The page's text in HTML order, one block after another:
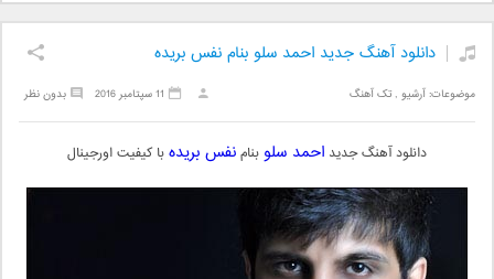
دانلود آهنگ جدید احمد سلو بنام نفس بریده
موضوعات:آرشیو ,تک آهنگ بدون نظر 11 سپتامبر 2016
دانلود آهنگ جدید احمد سلوبنامنفس بریدهبا کیفیت اورجینال